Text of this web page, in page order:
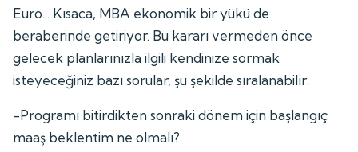
Euro... Kısaca, MBA ekonomik bir yükü de
beraberinde getiriyor. Bu kararı vermeden önce
gelecek planlarınızla ilgili kendinize sormak
isteyeceğiniz bazı sorular, şu şekilde sıralanabilir:
-Programı bitirdikten sonraki dönem için başlangıç
maaş beklentim ne olmalı?